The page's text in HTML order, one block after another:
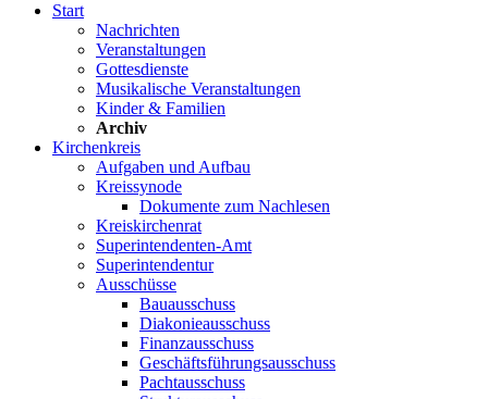
Start
Nachrichten
Veranstaltungen
Gottesdienste
Musikalische Veranstaltungen
Kinder & Familien
Archiv
Kirchenkreis
Aufgaben und Aufbau
Kreissynode
Dokumente zum Nachlesen
Kreiskirchenrat
Superintendenten-Amt
Superintendentur
Ausschüsse
Bauausschuss
Diakonieausschuss
Finanzausschuss
Geschäftsführungsausschuss
Pachtausschuss